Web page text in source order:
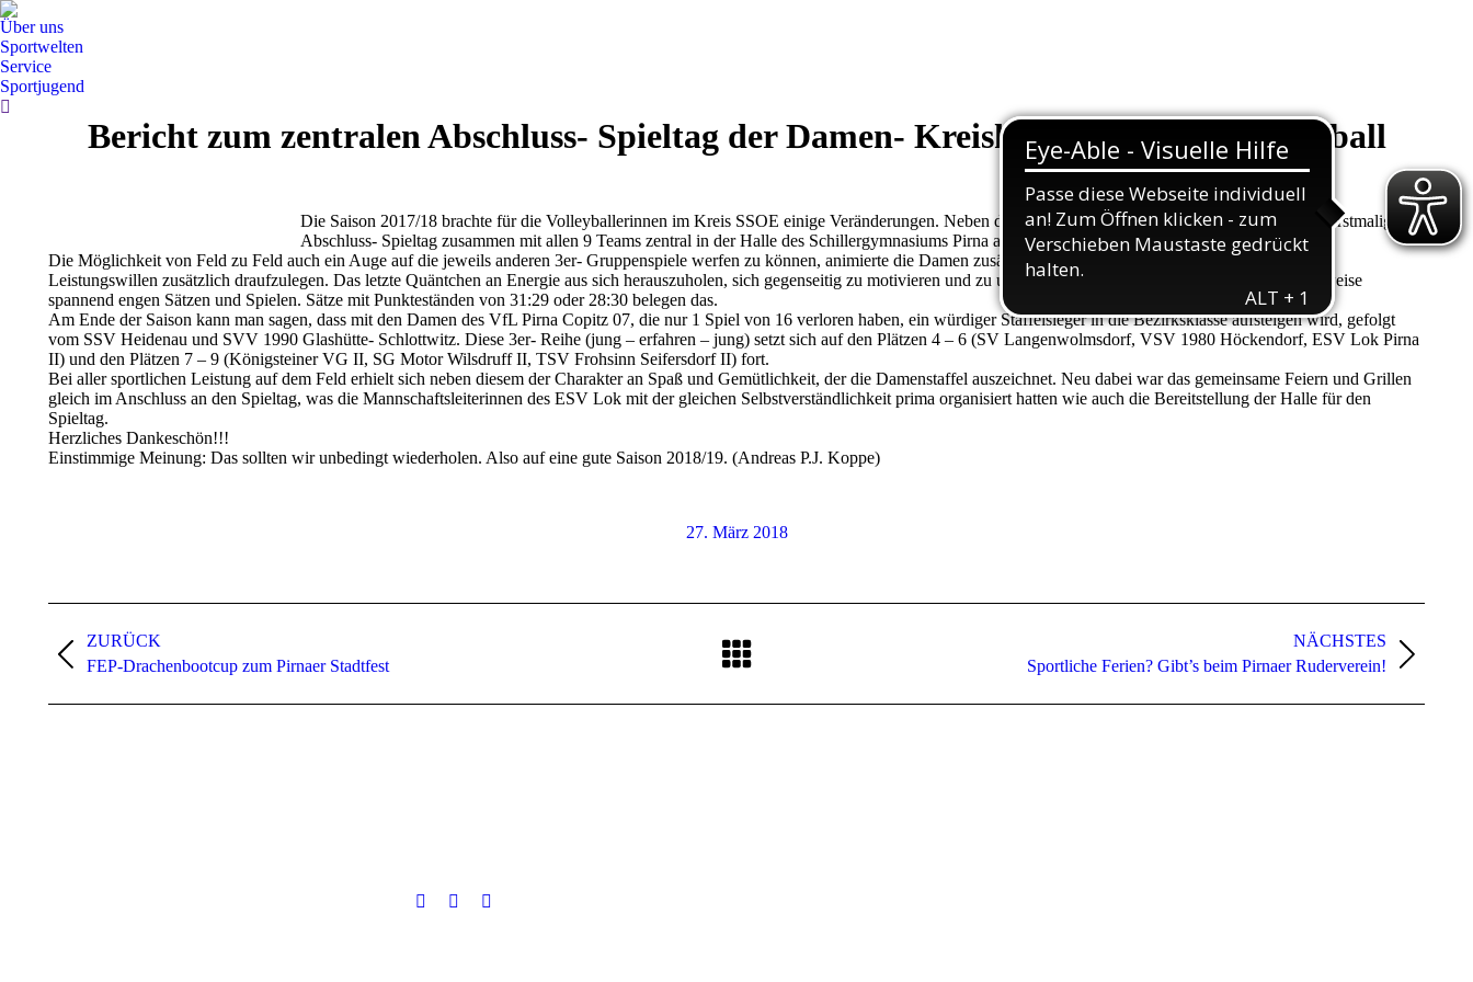
Über uns
Sportwelten
Service
Sportjugend
Search:
Bericht zum zentralen Abschluss- Spieltag der Damen- Kreisklasse SSOE im Volleyball
Die Saison 2017/18 brachte für die Volleyballerinnen im Kreis SSOE einige Veränderungen. Neben der Vereinigung der beiden Staffeln wurde auch erstmalig der
Abschluss- Spieltag zusammen mit allen 9 Teams zentral in der Halle des Schillergymnasiums Pirna ausgespielt.
Die Möglichkeit von Feld zu Feld auch ein Auge auf die jeweils anderen 3er- Gruppenspiele werfen zu können, animierte die Damen zusätzlich, noch eine Schippe an Kampfgeist und
Leistungswillen zusätzlich draufzulegen. Das letzte Quäntchen an Energie aus sich herauszuholen, sich gegenseitig zu motivieren und zu unterstützen, dies alles führte zu attraktiven, teilweise
spannend engen Sätzen und Spielen. Sätze mit Punkteständen von 31:29 oder 28:30 belegen das.
Am Ende der Saison kann man sagen, dass mit den Damen des VfL Pirna Copitz 07, die nur 1 Spiel von 16 verloren haben, ein würdiger Staffelsieger in die Bezirksklasse aufsteigen wird, gefolgt
vom SSV Heidenau und SVV 1990 Glashütte- Schlottwitz. Diese 3er- Reihe (jung – erfahren – jung) setzt sich auf den Plätzen 4 – 6 (SV Langenwolmsdorf, VSV 1980 Höckendorf, ESV Lok Pirna
II) und den Plätzen 7 – 9 (Königsteiner VG II, SG Motor Wilsdruff II, TSV Frohsinn Seifersdorf II) fort.
Bei aller sportlichen Leistung auf dem Feld erhielt sich neben diesem der Charakter an Spaß und Gemütlichkeit, der die Damenstaffel auszeichnet. Neu dabei war das gemeinsame Feiern und Grillen
gleich im Anschluss an den Spieltag, was die Mannschaftsleiterinnen des ESV Lok mit der gleichen Selbstverständlichkeit prima organisiert hatten wie auch die Bereitstellung der Halle für den
Spieltag.
Herzliches Dankeschön!!!
Einstimmige Meinung: Das sollten wir unbedingt wiederholen. Also auf eine gute Saison 2018/19. (Andreas P.J. Koppe)
27. März 2018
ZURÜCK
Vorheriger
FEP-Drachenbootcup zum Pirnaer Stadtfest
NÄCHSTES
Sportliche Ferien? Gibt’s beim Pirnaer Ruderverein!